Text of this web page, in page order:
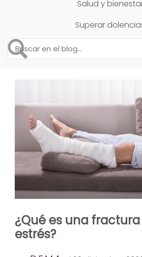
Salud y
Superar
Esto es un campo de búsqueda
¿Qué es una
estrés?